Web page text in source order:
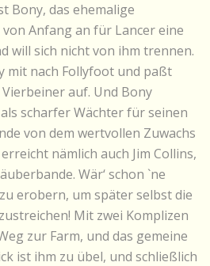
Bony, das ehemalige
Anfang an für Lancer eine
will sich nicht von ihm trennen.
mit nach Follyfoot und paßt
auf. Und Bony
scharfer Wächter für seinen
von dem wertvollen Zuwachs
nämlich auch Jim Collins,
Wär‘ schon `ne
erobern, um später selbst die
Mit zwei Komplizen
zur Farm, und das gemeine
ist ihm zu übel, und schließlich